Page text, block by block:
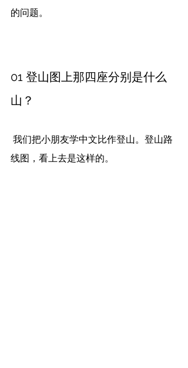
的问题。
01 登山图上那四座分别是什么
山？
我们把小朋友学中文比作登山。登山路
线图，看上去是这样的。